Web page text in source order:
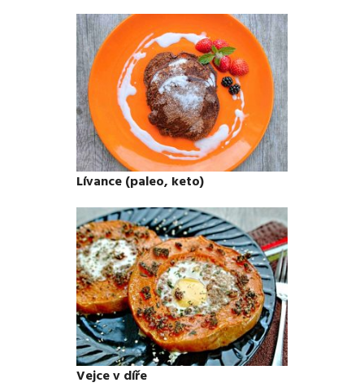
Lívance (paleo, keto)
Vejce v díře